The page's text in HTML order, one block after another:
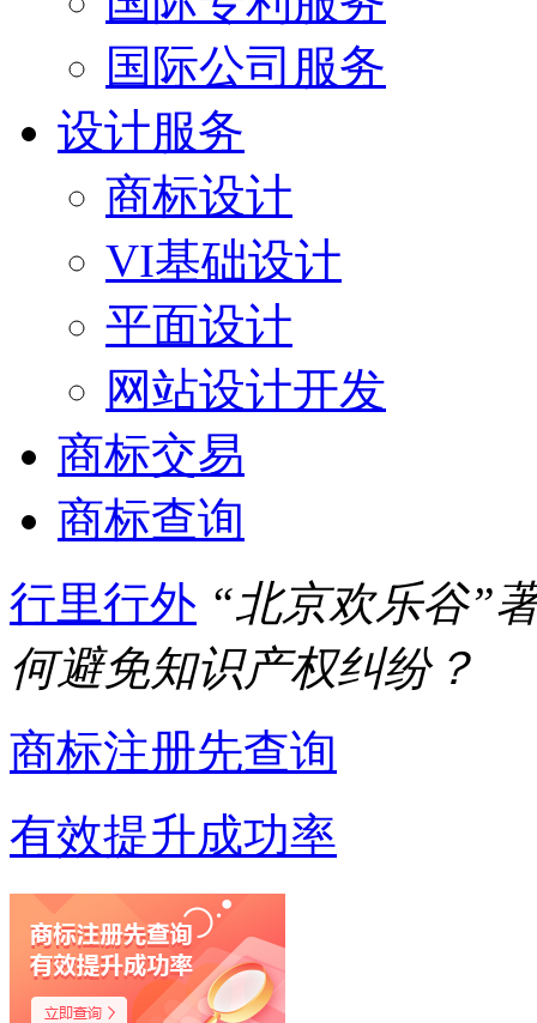
国际公司服务
设计服务
商标设计
VI基础设计
平面设计
网站设计开发
商标交易
商标查询
行里行外 “北京欢乐谷”
何避免知识产权纠纷？
商标注册先查询
有效提升成功率